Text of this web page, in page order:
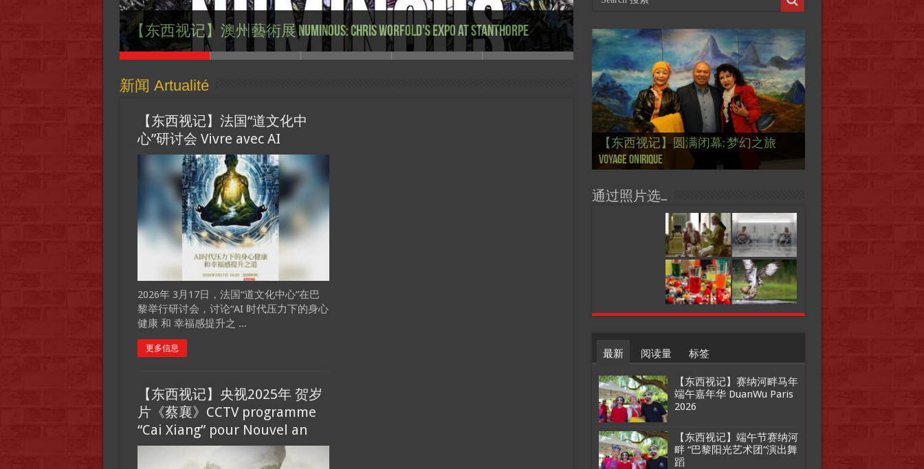
【东西视记】澳州藝術展 Numinous: Chris Worfold’s expo at Stanthorpe
【东西视记】马来西亚大使馆举行“文旅推荐会” Malaisie fait la
promotion de son pays
【东西视记】澳亞藝術交流協會舉辦藝術交流展 AAAN’s expo at
Brisbane
【东西视记】世界百年变局之“南方答案” – 金砖峰会世界回响
Sommet des BRICS à Kazan
【国际参考】”戏剧性“服装设计师 Thierry Mugler 蒂埃里.穆勒 去世,
享年 73岁
新闻 Artualité
【东西视记】法国“道文化中
心”研讨会 Vivre avec AI
2026年 3月17日，法国“道文化中心”在巴
黎举行研讨会，讨论“AI 时代压力下的身心
健康 和 幸福感提升之 ...
更多信息
【东西视记】央视2025年 贺岁
片《蔡襄》CCTV programme
“Cai Xiang” pour Nouvel an
【东西视记】圆满闭幕: 梦幻之旅
Voyage onirique
【东西视记】开幕：唐恽鉎 Michel
Tong, 梦幻之旅 Voyage onirique
【东西视记】展讯：唐恽鉎 Michel
Tong, 梦幻之旅 Voyage onirique
【跨年晚会】祝各位 佳年快乐 Bonne
année 2023, Le feu d’artifice de Paris
【一画一故事】唐恽鉎 Michel Tong One
Painting One Story
【一画一故事】林象元 Lin XiangYuan One
Painting One Story
【国际参考】芭蕾舞: 天鹅湖 乌克兰
大剧院版 Le lac des cygnes – Opéra national
d’Ukraine
【国际参考】巴黎政府举行“新年晚
会” Soirée musicale à la mairie du 13e le 8
Février
【国际参考】巴黎“艺术之都”展将于2
月12日揭幕 Art Capital s’ouvre le 12 Février
【东西视记】法国电影: “中国人占领
巴黎”，一种法国幽默与“预言” Les
chinois à Paris de J.Yanne
【东西视记】时装秀：巴黎时装界
的“顽童”与“不屈者” John Galliano le
surdoué de la mode
【东西视记】法国“复兴会”式【艺术
桥展】 Expo. que “RENAISSANCE” aurait pu
organiser
通过照片选…
最新 阅读量 标签
【东西视记】赛纳河畔马年
端午嘉年华 DuanWu Paris
2026
【东西视记】端午节赛纳河
畔 “巴黎阳光艺术团”演出舞
蹈